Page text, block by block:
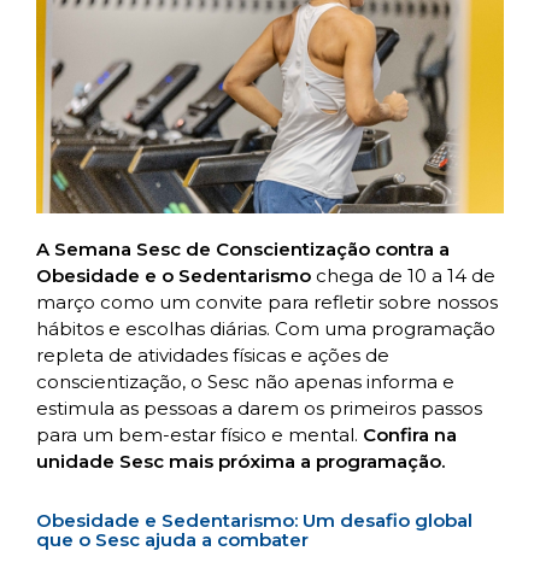
A Semana Sesc de Conscientização contra a
Obesidade e o Sedentarismo chega de 10 a 14 de
março como um convite para refletir sobre nossos
hábitos e escolhas diárias. Com uma programação
repleta de atividades físicas e ações de
conscientização, o Sesc não apenas informa e
estimula as pessoas a darem os primeiros passos
para um bem-estar físico e mental. Confira na
unidade Sesc mais próxima a programação.
Obesidade e Sedentarismo: Um desafio global
que o Sesc ajuda a combater